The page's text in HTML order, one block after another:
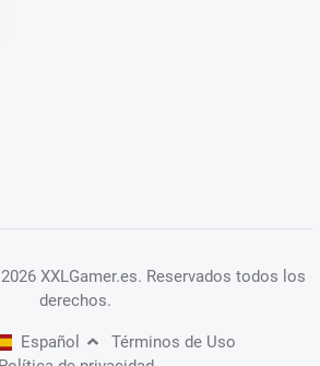
XXLGamer.es. Reservados todos los
derechos.
Español
Términos de Uso